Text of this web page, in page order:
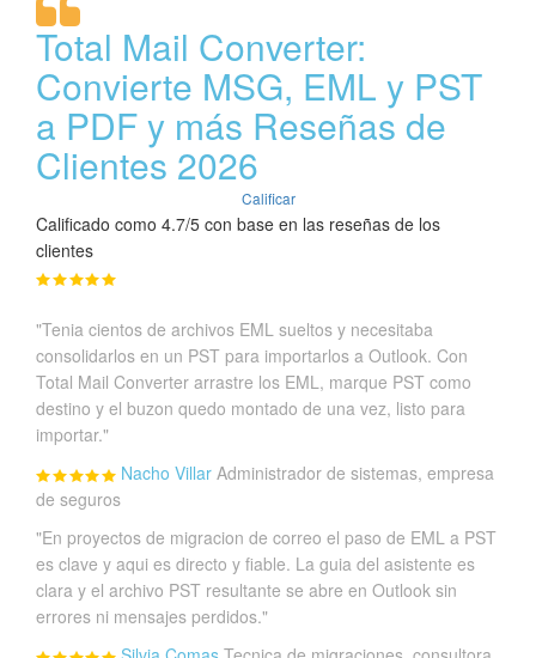
Total Mail Converter:
Convierte MSG, EML y PST
a PDF y más Reseñas de
Clientes 2026
Calificar
Calificado como 4.7/5 con base en las reseñas de los
clientes
"Tenia cientos de archivos EML sueltos y necesitaba
consolidarlos en un PST para importarlos a Outlook. Con
Total Mail Converter arrastre los EML, marque PST como
destino y el buzon quedo montado de una vez, listo para
importar."
Nacho Villar Administrador de sistemas, empresa
de seguros
"En proyectos de migracion de correo el paso de EML a PST
es clave y aqui es directo y fiable. La guia del asistente es
clara y el archivo PST resultante se abre en Outlook sin
errores ni mensajes perdidos."